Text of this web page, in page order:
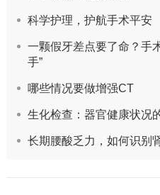
科学护理，护航手术平安
一颗假牙差点要了命？手
手”
哪些情况要做增强CT
生化检查：器官健康状况
长期腰酸乏力，如何识别